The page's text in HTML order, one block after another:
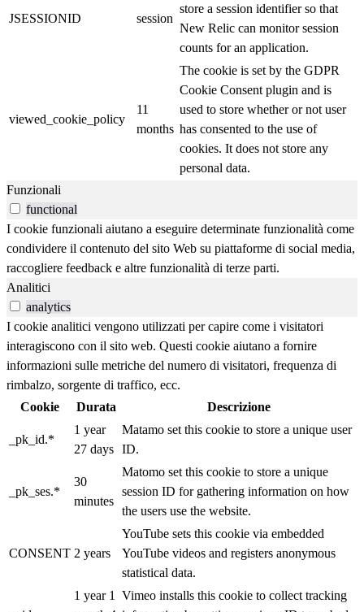
JSESSIONID session
store a session identifier so that
New Relic can monitor session
counts for an application.
viewed_cookie_policy
11
months
The cookie is set by the GDPR
Cookie Consent plugin and is
used to store whether or not user
has consented to the use of
cookies. It does not store any
personal data.
Funzionali
functional
I cookie funzionali aiutano a eseguire determinate funzionalità come
condividere il contenuto del sito Web su piattaforme di social media,
raccogliere feedback e altre funzionalità di terze parti.
Analitici
analytics
I cookie analitici vengono utilizzati per capire come i visitatori
interagiscono con il sito web. Questi cookie aiutano a fornire
informazioni sulle metriche del numero di visitatori, frequenza di
rimbalzo, sorgente di traffico, ecc.
Cookie
Durata Descrizione
_pk_id.*
1 year
27 days
Matamo set this cookie to store a unique user
ID.
_pk_ses.*
30
minutes
Matomo set this cookie to store a unique
session ID for gathering information on how
the users use the website.
CONSENT 2 years
YouTube sets this cookie via embedded
YouTube videos and registers anonymous
statistical data.
1 year 1
Vimeo installs this cookie to collect tracking